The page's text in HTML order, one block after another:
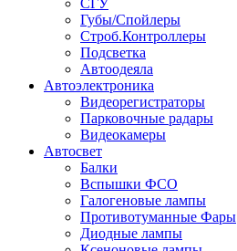
СГУ
Губы/Спойлеры
Строб.Контроллеры
Подсветка
Автоодеяла
Автоэлектроника
Видеорегистраторы
Парковочные радары
Видеокамеры
Автосвет
Балки
Вспышки ФСО
Галогеновые лампы
Противотуманные Фары
Диодные лампы